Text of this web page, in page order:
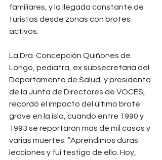
familiares, y la llegada constante de
turistas desde zonas con brotes
activos.
La Dra. Concepción Quiñones de
Longo, pediatra, ex subsecretaria del
Departamento de Salud, y presidenta
de la Junta de Directores de VOCES,
recordó el impacto del último brote
grave en la isla, cuando entre 1990 y
1993 se reportaron más de mil casos y
varias muertes. “Aprendimos duras
lecciones y fui testigo de ello. Hoy,